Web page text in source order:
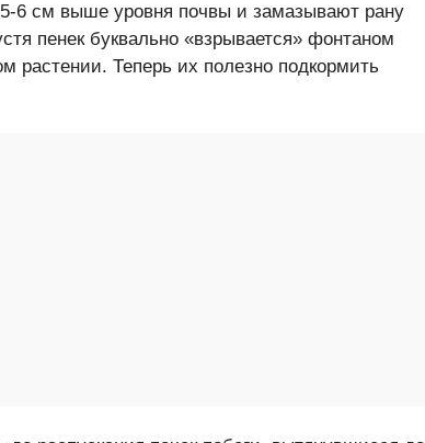
6 см выше уровня почвы и замазывают рану
пенек буквально «взрывается» фонтаном
растении. Теперь их полезно подкормить